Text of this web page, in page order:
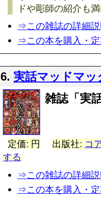
ドや彫師の紹介も
⇒この雑誌の詳細
⇒この本を購入・
6. 実話マッドマッ
雑誌「実
定価: 円 出版社: コ
する
⇒この雑誌の詳細
⇒この本を購入・